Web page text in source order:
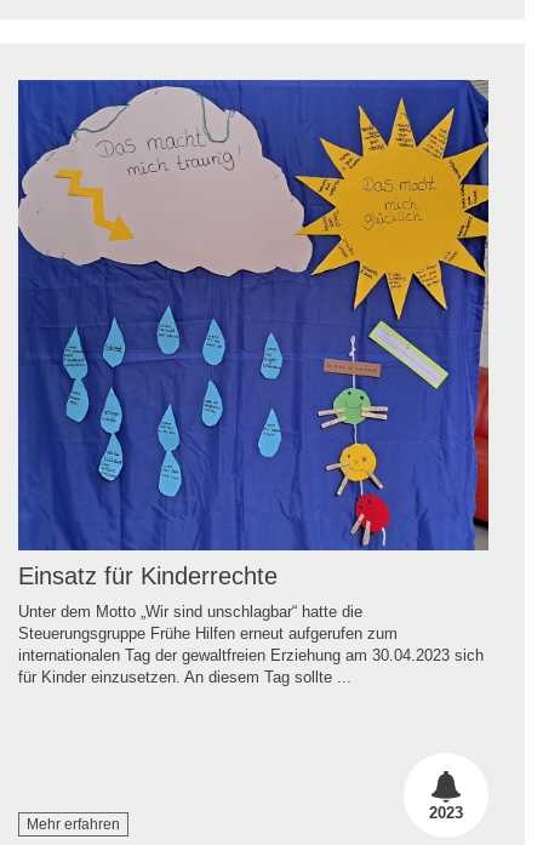
Einsatz für Kinderrechte
Unter dem Motto „Wir sind unschlagbar“ hatte die
Steuerungsgruppe Frühe Hilfen erneut aufgerufen zum
internationalen Tag der gewaltfreien Erziehung am 30.04.2023 sich
für Kinder einzusetzen. An diesem Tag sollte ...
Mehr erfahren
2023